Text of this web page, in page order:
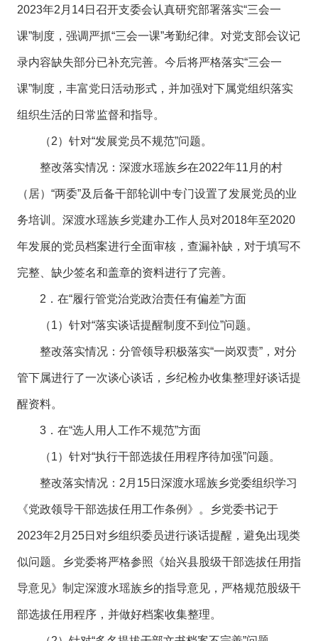
2023年2月14日召开支委会认真研究部署落实“三会一
课”制度，强调严抓“三会一课”考勤纪律。对党支部会议记
录内容缺失部分已补充完善。今后将严格落实“三会一
课”制度，丰富党日活动形式，并加强对下属党组织落实
组织生活的日常监督和指导。
（2）针对“发展党员不规范”问题。
整改落实情况：深渡水瑶族乡在2022年11月的村
（居）“两委”及后备干部轮训中专门设置了发展党员的业
务培训。深渡水瑶族乡党建办工作人员对2018年至2020
年发展的党员档案进行全面审核，查漏补缺，对于填写不
完整、缺少签名和盖章的资料进行了完善。
2．在“履行管党治党政治责任有偏差”方面
（1）针对“落实谈话提醒制度不到位”问题。
整改落实情况：分管领导积极落实“一岗双责”，对分
管下属进行了一次谈心谈话，乡纪检办收集整理好谈话提
醒资料。
3．在“选人用人工作不规范”方面
（1）针对“执行干部选拔任用程序待加强”问题。
整改落实情况：2月15日深渡水瑶族乡党委组织学习
《党政领导干部选拔任用工作条例》。乡党委书记于
2023年2月25日对乡组织委员进行谈话提醒，避免出现类
似问题。乡党委将严格参照《始兴县股级干部选拔任用指
导意见》制定深渡水瑶族乡的指导意见，严格规范股级干
部选拔任用程序，并做好档案收集整理。